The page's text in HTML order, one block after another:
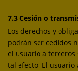
7.3 Cesión o
Los derechos y
podrán ser cedidos
el usuario a terceros
tal efecto. El usuario